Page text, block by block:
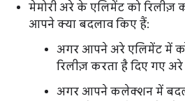
मेमोरी अरे के एलिमेंट को रिलीज़
आपने क्या बदलाव किए हैं:
अगर आपने अरे एलिमेंट में
रिलीज़ करता है दिए गए
अगर आपने कलेक्शन में